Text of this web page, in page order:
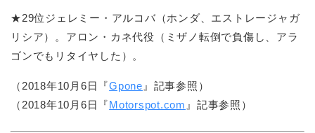
★29位ジェレミー・アルコバ（ホンダ、エストレージャガ
リシア）。アロン・カネ代役（ミザノ転倒で負傷し、アラ
ゴンでもリタイヤした）。
（2018年10月6日『Gpone 』記事参照）
（2018年10月6日『Motorspot.com 』記事参照）